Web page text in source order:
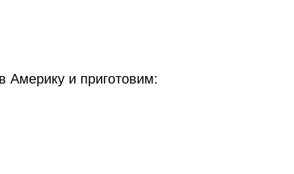
Америку и приготовим: